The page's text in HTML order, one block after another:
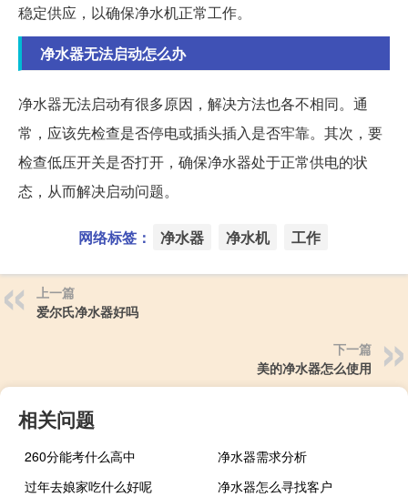
稳定供应，以确保净水机正常工作。
净水器无法启动怎么办
净水器无法启动有很多原因，解决方法也各不相同。通
常，应该先检查是否停电或插头插入是否牢靠。其次，要
检查低压开关是否打开，确保净水器处于正常供电的状
态，从而解决启动问题。
网络标签： 净水器 净水机 工作
上一篇
爱尔氏净水器好吗
下一篇
美的净水器怎么使用
相关问题
260分能考什么高中
净水器需求分析
过年去娘家吃什么好呢
净水器怎么寻找客户